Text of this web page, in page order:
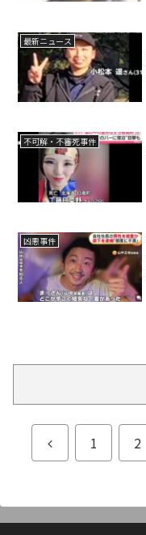
最新ニュース
不可解・不審死事件
凶悪事件
前
1 2